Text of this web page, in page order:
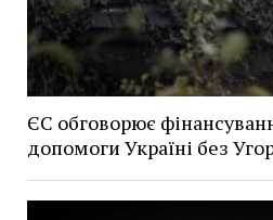
ЄС обговорює
допомоги Україні без